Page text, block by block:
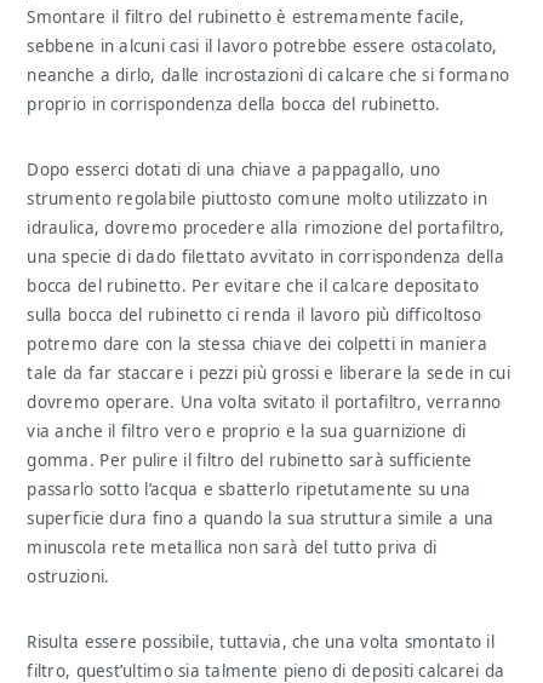
Smontare il filtro del rubinetto è estremamente facile,
sebbene in alcuni casi il lavoro potrebbe essere ostacolato,
neanche a dirlo, dalle incrostazioni di calcare che si formano
proprio in corrispondenza della bocca del rubinetto.
Dopo esserci dotati di una chiave a pappagallo, uno
strumento regolabile piuttosto comune molto utilizzato in
idraulica, dovremo procedere alla rimozione del portafiltro,
una specie di dado filettato avvitato in corrispondenza della
bocca del rubinetto. Per evitare che il calcare depositato
sulla bocca del rubinetto ci renda il lavoro più difficoltoso
potremo dare con la stessa chiave dei colpetti in maniera
tale da far staccare i pezzi più grossi e liberare la sede in cui
dovremo operare. Una volta svitato il portafiltro, verranno
via anche il filtro vero e proprio e la sua guarnizione di
gomma. Per pulire il filtro del rubinetto sarà sufficiente
passarlo sotto l’acqua e sbatterlo ripetutamente su una
superficie dura fino a quando la sua struttura simile a una
minuscola rete metallica non sarà del tutto priva di
ostruzioni.
Risulta essere possibile, tuttavia, che una volta smontato il
filtro, quest’ultimo sia talmente pieno di depositi calcarei da